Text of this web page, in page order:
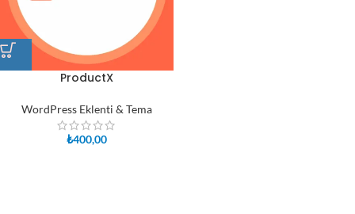
ProductX
WordPress Eklenti & Tema
₺400,00